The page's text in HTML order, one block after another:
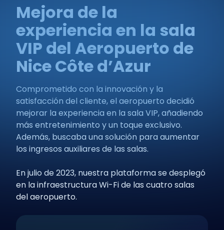
Mejora de la
experiencia en la sala
VIP del Aeropuerto de
Nice Côte d’Azur
Comprometido con la innovación y la
satisfacción del cliente, el aeropuerto decidió
mejorar la experiencia en la sala VIP, añadiendo
más entretenimiento y un toque exclusivo.
Además, buscaba una solución para aumentar
los ingresos auxiliares de las salas.
En julio de 2023, nuestra plataforma se desplegó
en la infraestructura Wi-Fi de las cuatro salas
del aeropuerto.